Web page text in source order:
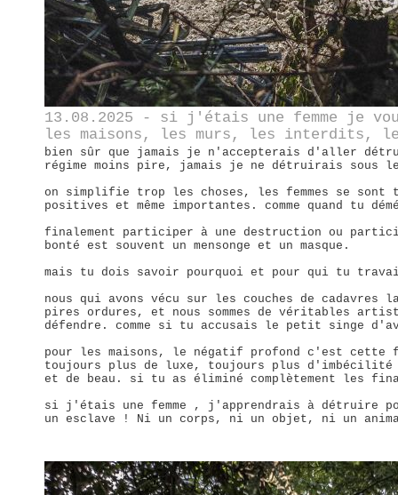
13.08.2025 - si j'étais une femme je
les maisons, les murs, les interdits, les
bien sûr que jamais je n'accepterais d'aller
régime moins pire, jamais je ne détruirais sous
on simplifie trop les choses, les femmes se sont
positives et même importantes. comme quand tu
finalement participer à une destruction ou
bonté est souvent un mensonge et un masque.
mais tu dois savoir pourquoi et pour qui tu
nous qui avons vécu sur les couches de
pires ordures, et nous sommes de véritables
défendre. comme si tu accusais le petit singe
pour les maisons, le négatif profond c'est
toujours plus de luxe, toujours plus
et de beau. si tu as éliminé complètement les
si j'étais une femme , j'apprendrais à détruire
un esclave ! Ni un corps, ni un objet, ni un